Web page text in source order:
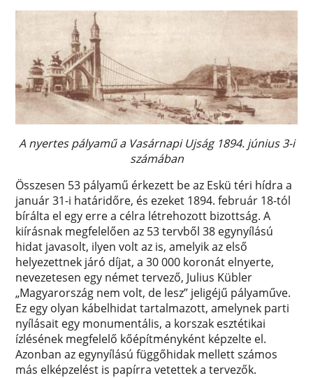
A nyertes pályamű a Vasárnapi Ujság 1894. június 3-i
számában
Összesen 53 pályamű érkezett be az Eskü téri hídra a
január 31-i határidőre, és ezeket 1894. február 18-tól
bírálta el egy erre a célra létrehozott bizottság. A
kiírásnak megfelelően az 53 tervből 38 egynyílású
hidat javasolt, ilyen volt az is, amelyik az első
helyezettnek járó díjat, a 30 000 koronát elnyerte,
nevezetesen egy német tervező, Julius Kübler
„Magyarország nem volt, de lesz” jeligéjű pályaműve.
Ez egy olyan kábelhidat tartalmazott, amelynek parti
nyílásait egy monumentális, a korszak esztétikai
ízlésének megfelelő kőépítményként képzelte el.
Azonban az egynyílású függőhidak mellett számos
más elképzelést is papírra vetettek a tervezők.